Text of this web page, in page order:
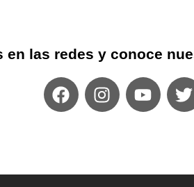
en las redes y conoce